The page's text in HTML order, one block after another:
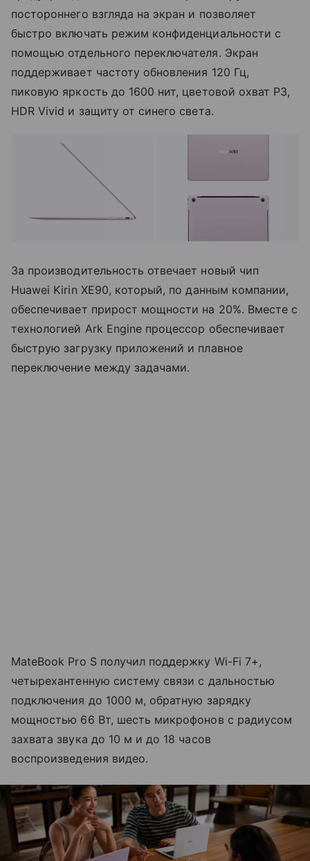
постороннего взгляда на экран и позволяет
быстро включать режим конфиденциальности с
помощью отдельного переключателя. Экран
поддерживает частоту обновления 120 Гц,
пиковую яркость до 1600 нит, цветовой охват P3,
HDR Vivid и защиту от синего света.
За производительность отвечает новый чип
Huawei Kirin XE90, который, по данным компании,
обеспечивает прирост мощности на 20%. Вместе с
технологией Ark Engine процессор обеспечивает
быструю загрузку приложений и плавное
переключение между задачами.
MateBook Pro S получил поддержку Wi-Fi 7+,
четырехантенную систему связи с дальностью
подключения до 1000 м, обратную зарядку
мощностью 66 Вт, шесть микрофонов с радиусом
захвата звука до 10 м и до 18 часов
воспроизведения видео.